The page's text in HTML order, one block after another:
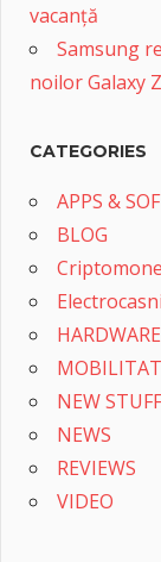
vacanță
Samsung
noilor Galaxy
CATEGORIES
APPS &
BLOG
HARDWARE
NEW STUFF
NEWS
REVIEWS
VIDEO